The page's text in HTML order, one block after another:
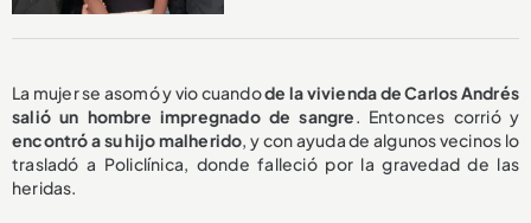
La mujer se asomó y vio cuandode la vivienda de Carlos Andrés
salió un hombre impregnado de sangre. Entonces corrió y
encontró a su hijo malherido, y con ayuda de algunos vecinos lo
trasladó a Policlínica, donde falleció por la gravedad de las
heridas.